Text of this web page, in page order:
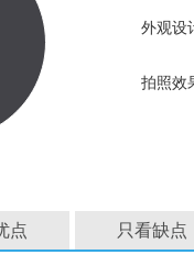
外观设
拍照效
点 只看缺点